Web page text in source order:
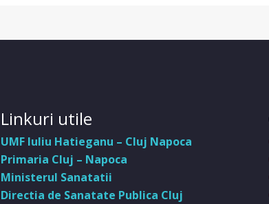
Linkuri utile
UMF Iuliu Hatieganu – Cluj Napoca
Primaria Cluj – Napoca
Ministerul Sanatatii
Directia de Sanatate Publica Cluj